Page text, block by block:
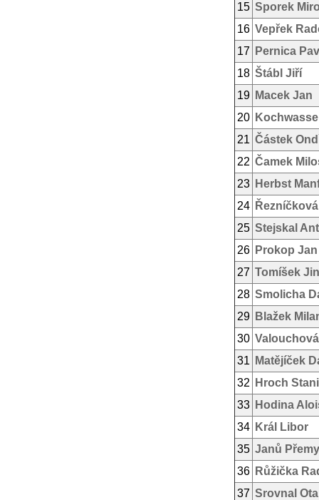
15 Sporek
16 Vepřek
17
Pernica
18 Štábl Jiří
19 Macek Jan
20
21 Částek
22 Čamek
23 Herbst
24
25 Stejskal
26 Prokop Jan
27 Tomíšek
28 Smolicha
29 Blažek
30
31
Matějíček
32
Hroch
33 Hodina
34 Král Libor
35 Janů
36 Růžička
37 Srovnal